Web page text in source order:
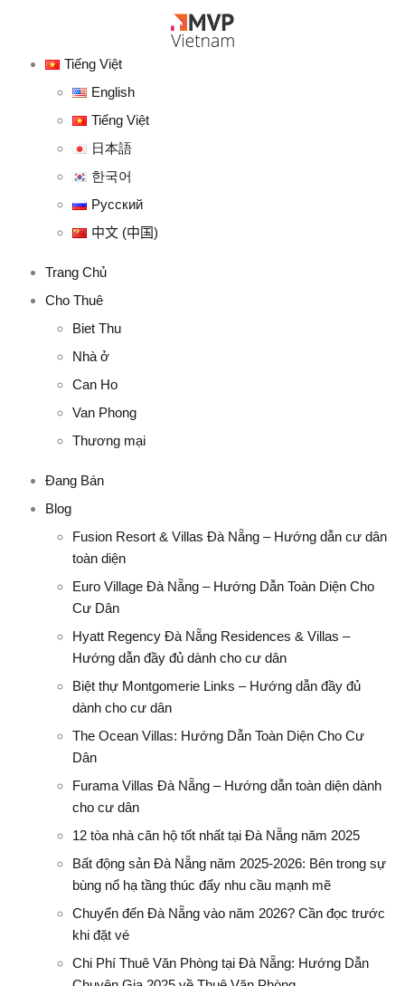
Tiếng Việt
English
Tiếng Việt
日本語
한국어
Русский
中文 (中国)
Trang Chủ
Cho Thuê
Biet Thu
Nhà ở
Can Ho
Van Phong
Thương mại
Đang Bán
Blog
Fusion Resort & Villas Đà Nẵng – Hướng dẫn cư dân
toàn diện
Euro Village Đà Nẵng – Hướng Dẫn Toàn Diện Cho
Cư Dân
Hyatt Regency Đà Nẵng Residences & Villas –
Hướng dẫn đầy đủ dành cho cư dân
Biệt thự Montgomerie Links – Hướng dẫn đầy đủ
dành cho cư dân
The Ocean Villas: Hướng Dẫn Toàn Diện Cho Cư
Dân
Furama Villas Đà Nẵng – Hướng dẫn toàn diện dành
cho cư dân
12 tòa nhà căn hộ tốt nhất tại Đà Nẵng năm 2025
Bất động sản Đà Nẵng năm 2025-2026: Bên trong sự
bùng nổ hạ tầng thúc đẩy nhu cầu mạnh mẽ
Chuyển đến Đà Nẵng vào năm 2026? Cần đọc trước
khi đặt vé
Chi Phí Thuê Văn Phòng tại Đà Nẵng: Hướng Dẫn